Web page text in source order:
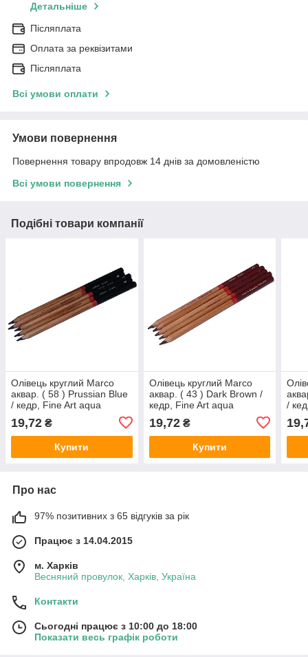
Детальніше
Післяплата
Оплата за реквізитами
Післяплата
Всі умови оплати
Умови повернення
Повернення товару впродовж 14 днів за домовленістю
Всі умови повернення
Подібні товари компанії
Олівець круглий Marco
аквар. ( 58 ) Prussian Blue
/ кедр, Fine Art aqua
19,72 ₴
Купити
Олівець круглий Marco
аквар. ( 43 ) Dark Brown /
кедр, Fine Art aqua
19,72₴
Купити
/
Про нас
97% позитивних з 65 відгуків за рік
Працює з 14.04.2015
м. Харків
Весняний провулок, Харків, Україна
Контакти
Сьогодні працює з 10:00 до 18:00
Показати весь графік роботи